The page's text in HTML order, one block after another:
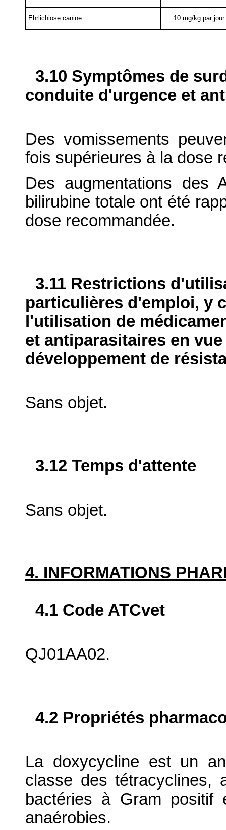
Ehrlichiose canine 10 mg/kg par jour
3.10 Symptômes de
conduite d'urgence et
Des vomissements
fois supérieures à la dose
Des augmentations des
bilirubine totale ont été
dose recommandée.
3.11 Restrictions
particulières d'emploi, y
l'utilisation de
et antiparasitaires en
développement de
Sans objet.
3.12 Temps d'attente
Sans objet.
4. INFORMATIONS
4.1 Code ATCvet
QJ01AA02.
4.2 Propriétés
La doxycycline est un
classe des tétracyclines,
bactéries à Gram
anaérobies.